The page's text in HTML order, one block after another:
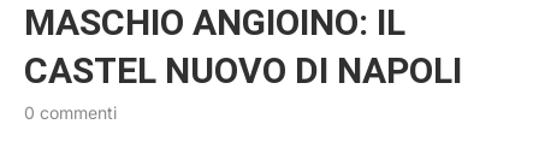
MASCHIO ANGIOINO: IL
CASTEL NUOVO DI NAPOLI
0 commenti